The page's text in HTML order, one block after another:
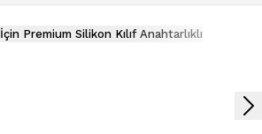
Premium Silikon Kılıf Anahtarlıklı